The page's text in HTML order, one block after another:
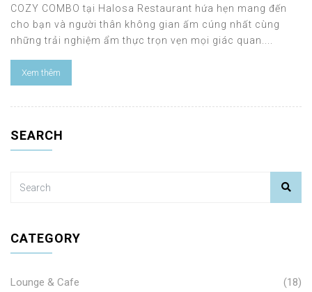
COZY COMBO tại Halosa Restaurant hứa hẹn mang đến
cho bạn và người thân không gian ấm cúng nhất cùng
những trải nghiệm ẩm thực trọn vẹn mọi giác quan....
Xem thêm
SEARCH
CATEGORY
Lounge & Cafe (18)